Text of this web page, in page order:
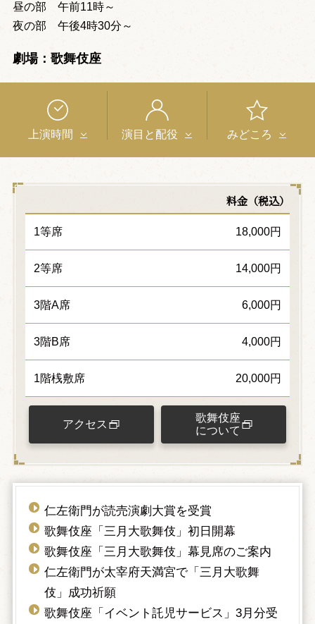
昼の部 午前11時～
夜の部 午後4時30分～
劇場：歌舞伎座
上演時間 演目と配役 みどころ
料金（税込）
1等席 18,000円
2等席 14,000円
3階A席 6,000円
3階B席 4,000円
1階桟敷席 20,000円
アクセス
歌舞伎座
について
仁左衛門が読売演劇大賞を受賞
歌舞伎座「三月大歌舞伎」初日開幕
歌舞伎座「三月大歌舞伎」幕見席のご案内
仁左衛門が太宰府天満宮で「三月大歌舞
伎」成功祈願
歌舞伎座「イベント託児サービス」3月分受